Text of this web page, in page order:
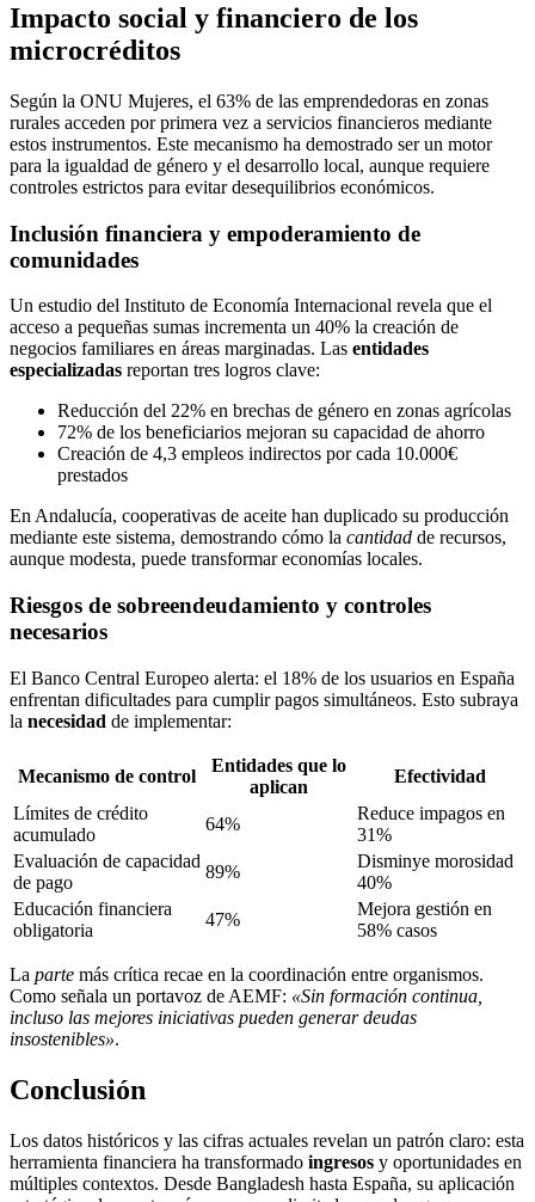
Impacto social y financiero de los
microcréditos
Según la ONU Mujeres, el 63% de las emprendedoras en zonas
rurales acceden por primera vez a servicios financieros mediante
estos instrumentos. Este mecanismo ha demostrado ser un motor
para la igualdad de género y el desarrollo local, aunque requiere
controles estrictos para evitar desequilibrios económicos.
Inclusión financiera y empoderamiento de
comunidades
Un estudio del Instituto de Economía Internacional revela que el
acceso a pequeñas sumas incrementa un 40% la creación de
negocios familiares en áreas marginadas. Las entidades
especializadas reportan tres logros clave:
Reducción del 22% en brechas de género en zonas agrícolas
72% de los beneficiarios mejoran su capacidad de ahorro
Creación de 4,3 empleos indirectos por cada 10.000€
prestados
En Andalucía, cooperativas de aceite han duplicado su producción
mediante este sistema, demostrando cómo la cantidad de recursos,
aunque modesta, puede transformar economías locales.
Riesgos de sobreendeudamiento y controles
necesarios
El Banco Central Europeo alerta: el 18% de los usuarios en España
enfrentan dificultades para cumplir pagos simultáneos. Esto subraya
la necesidad de implementar:
Mecanismo de control
Entidades que lo
aplican
Efectividad
Límites de crédito
acumulado
64%
Reduce impagos en
31%
Evaluación de capacidad
de pago
89%
Disminye morosidad
40%
Educación financiera
obligatoria
47%
Mejora gestión en
58% casos
La parte más crítica recae en la coordinación entre organismos.
Como señala un portavoz de AEMF: «Sin formación continua,
incluso las mejores iniciativas pueden generar deudas
insostenibles».
Conclusión
Los datos históricos y las cifras actuales revelan un patrón claro: esta
herramienta financiera ha transformado ingresos y oportunidades en
múltiples contextos. Desde Bangladesh hasta España, su aplicación